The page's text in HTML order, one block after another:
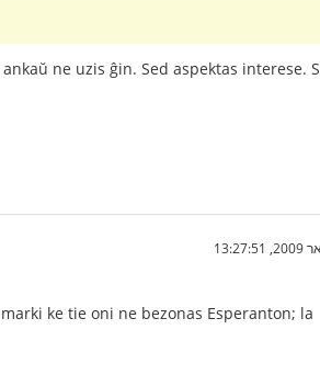
ne uzis ĝin. Sed aspektas interese.
ke tie oni ne bezonas Esperanton; la